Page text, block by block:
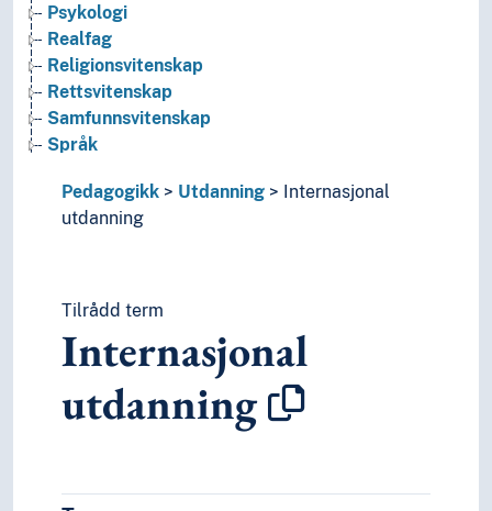
Psykologi
Realfag
Religionsvitenskap
Rettsvitenskap
Samfunnsvitenskap
Språk
Pedagogikk
Utdanning
Internasjonal
utdanning
Tilrådd term
Internasjonal
utdanning